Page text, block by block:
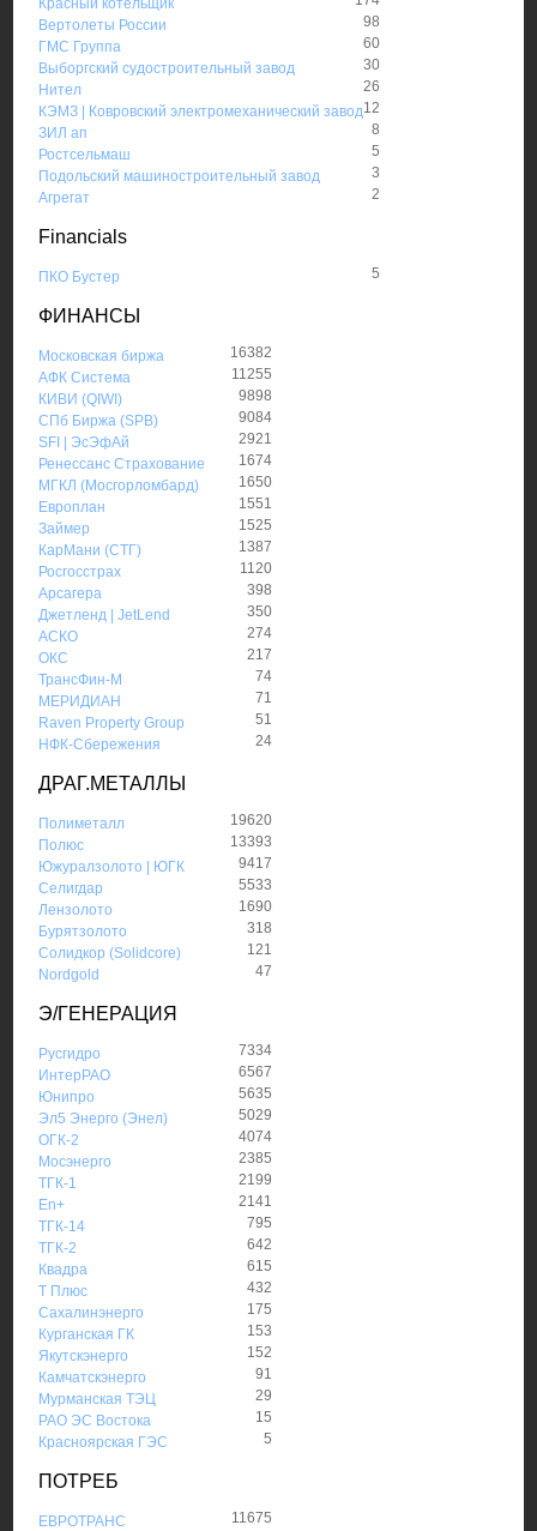
Красный котельщик
Вертолеты России
98
ГМС Группа
60
Выборгский судостроительный завод
30
Нител
26
КЭМЗ | Ковровский электромеханический завод12
ЗИЛ ап
8
Ростсельмаш
5
Подольский машиностроительный завод
3
Агрегат
2
Financials
ПКО Бустер 5
ФИНАНСЫ
Московская биржа
16382
АФК Система
11255
КИВИ (QIWI)
9898
СПб Биржа (SPB)
9084
SFI | ЭсЭфАй
2921
Ренессанс Страхование
1674
МГКЛ (Мосгорломбард)
1650
Европлан
1551
Займер
1525
КарМани (СТГ)
1387
Росгосстрах
1120
Арсагера
398
Джетленд | JetLend
350
АСКО
274
ОКС
217
ТрансФин-М
74
МЕРИДИАН
71
Raven Property Group
51
НФК-Сбережения
24
ДРАГ.МЕТАЛЛЫ
Полиметалл
19620
Полюс
13393
Южуралзолото | ЮГК
9417
Селигдар
5533
Лензолото
1690
Бурятзолото
318
Солидкор (Solidcore)
121
Nordgold
47
Э/ГЕНЕРАЦИЯ
Русгидро
7334
ИнтерРАО
6567
Юнипро
5635
Эл5 Энерго (Энел)
5029
ОГК-2
4074
Мосэнерго
2385
ТГК-1
2199
En+
2141
ТГК-14
795
ТГК-2
642
Квадра
615
Т Плюс
432
Сахалинэнерго
175
Курганская ГК
153
Якутскэнерго
152
Камчатскэнерго
91
Мурманская ТЭЦ
29
РАО ЭС Востока
15
Красноярская ГЭС
5
ПОТРЕБ
ЕВРОТРАНС
11675